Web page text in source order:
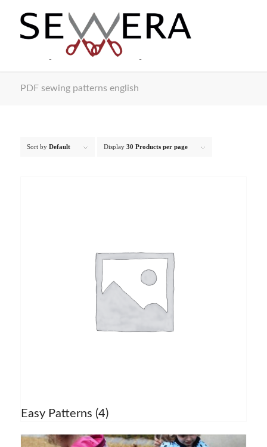
PDF sewing patterns english
Sort by Default Display 30 Products per page
Easy Patterns (4)